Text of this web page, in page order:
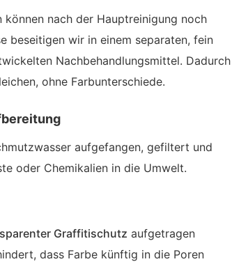
nach der Hauptreinigung noch
beseitigen wir in einem separaten, fein
Nachbehandlungsmittel. Dadurch
ohne Farbunterschiede.
aufgefangen, gefiltert und
oder Chemikalien in die Umwelt.
Graffitischutz aufgetragen
dass Farbe künftig in die Poren